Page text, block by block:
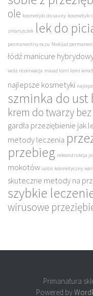
ole kosmetyki do sauny kosmetyki
zmarszczek lek do
permanentny oczu Makijaż
łódź manicure
wola rezerwacja masaż lomi lomi
najlepsze kosmetyki
szminka do ust
krem do twarzy
gardła przeziębienie jak
metody leczenia
przebieg rekonstrukcja
mokotów salon kosmetyczny
skuteczne metody na
szybkie
wirusowe
Primanatura
Powered by